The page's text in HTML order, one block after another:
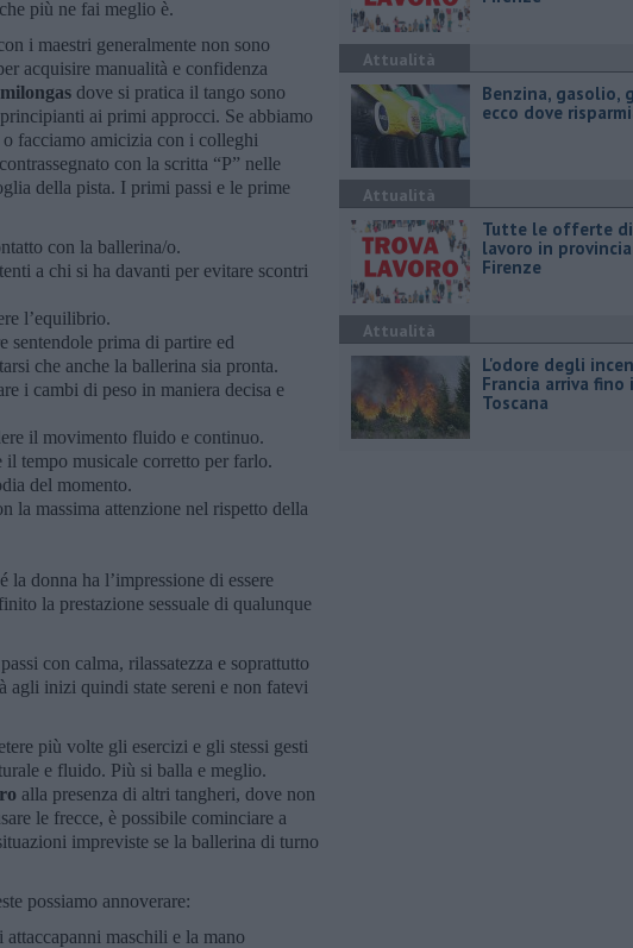
più ne fai meglio è.
i maestri generalmente non sono
acquisire manualità e confidenza
milongas dove si pratica il tango sono
ai primi approcci. Se abbiamo
facciamo amicizia con i colleghi
con la scritta “P” nelle
della pista. I primi passi e le prime
con la ballerina/o.
a chi si ha davanti per evitare scontri
l’equilibrio.
sentendole prima di partire ed
che anche la ballerina sia pronta.
i cambi di peso in maniera decisa e
il movimento fluido e continuo.
tempo musicale corretto per farlo.
del momento.
la massima attenzione nel rispetto della
donna ha l’impressione di essere
la prestazione sessuale di qualunque
con calma, rilassatezza e soprattutto
agli inizi quindi state sereni e non fatevi
più volte gli esercizi e gli stessi gesti
e fluido. Più si balla e meglio.
alla presenza di altri tangheri, dove non
le frecce, è possibile cominciare a
impreviste se la ballerina di turno
possiamo annoverare:
maschili e la mano
Attualità
​Benzina, gasolio,
ecco dove
Attualità
​Tutte le offerte di
lavoro in
Firenze
Attualità
L'odore degli
Francia arriva fino
Toscana